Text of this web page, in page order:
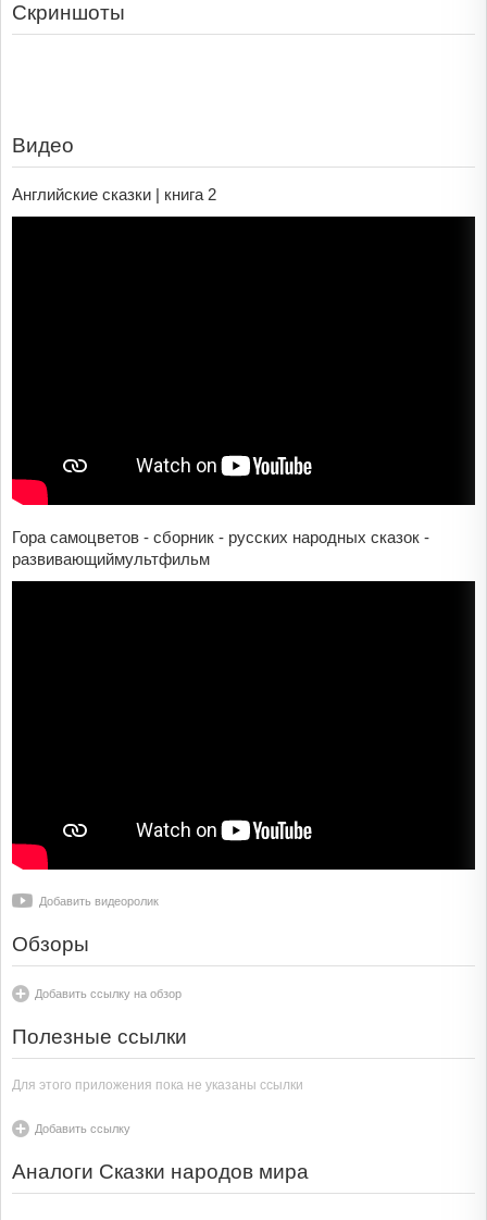
Скриншоты
Видео
Английские сказки | книга 2
Гора самоцветов - сборник - русских народных сказок -
развивающиймультфильм
Добавить видеоролик
Обзоры
Добавить ссылку на обзор
Полезные ссылки
Для этого приложения пока не указаны ссылки
Добавить ссылку
Аналоги Сказки народов мира